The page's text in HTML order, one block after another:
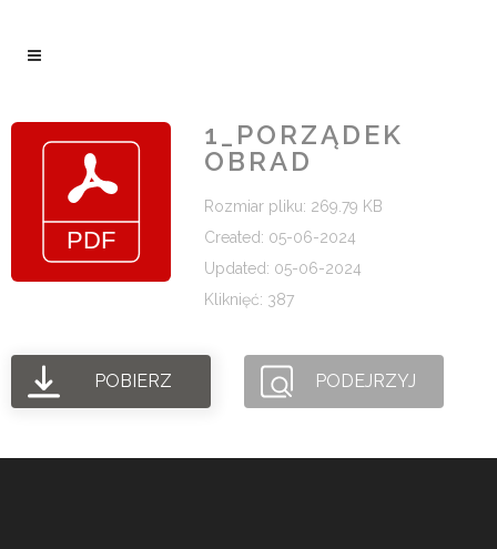
1_PORZĄDEK
OBRAD
Rozmiar pliku: 269.79 KB
Created: 05-06-2024
Updated: 05-06-2024
Kliknięć: 387
POBIERZ PODEJRZYJ